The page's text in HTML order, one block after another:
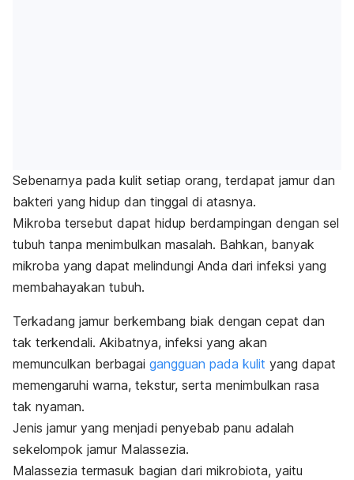
Sebenarnya pada kulit setiap orang, terdapat jamur dan
bakteri yang hidup dan tinggal di atasnya.
Mikroba tersebut dapat hidup berdampingan dengan sel
tubuh tanpa menimbulkan masalah. Bahkan, banyak
mikroba yang dapat melindungi Anda dari infeksi yang
membahayakan tubuh.
Terkadang jamur berkembang biak dengan cepat dan
tak terkendali. Akibatnya, infeksi yang akan
memunculkan berbagai gangguan pada kulit yang dapat
memengaruhi warna, tekstur, serta menimbulkan rasa
tak nyaman.
Jenis jamur yang menjadi penyebab panu adalah
sekelompok jamur Malassezia.
Malassezia termasuk bagian dari mikrobiota, yaitu